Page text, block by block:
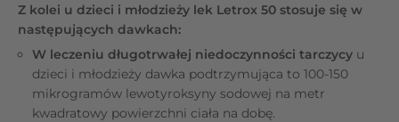
Z kolei u dzieci i młodzieży lek Letrox 50 stosuje się w
następujących dawkach:
W leczeniu długotrwałej niedoczynności tarczycy u
dzieci i młodzieży dawka podtrzymująca to 100-150
mikrogramów lewotyroksyny sodowej na metr
kwadratowy powierzchni ciała na dobę.